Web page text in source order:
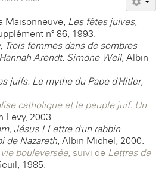
Maisonneuve, Les fêtes juives,
n° 86, 1993.
Trois femmes dans de sombres
Arendt, Simone Weil, Albin
juifs. Le mythe du Pape d'Hitler,
catholique et le peuple juif. Un
Levy, 2003.
Jésus ! Lettre d'un rabbin
de Nazareth, Albin Michel, 2000.
bouleversée, suivi de Lettres de
1985.